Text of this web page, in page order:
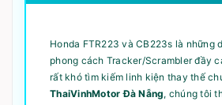
Honda FTR223 và CB223s là những
phong cách Tracker/Scrambler đầy
rất khó tìm kiếm linh kiện thay thế
ThaiVinhMotor Đà Nẵng, chúng tôi